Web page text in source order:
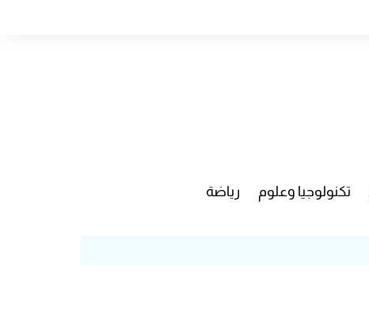
تكنولوجيا وعلوم رياضة